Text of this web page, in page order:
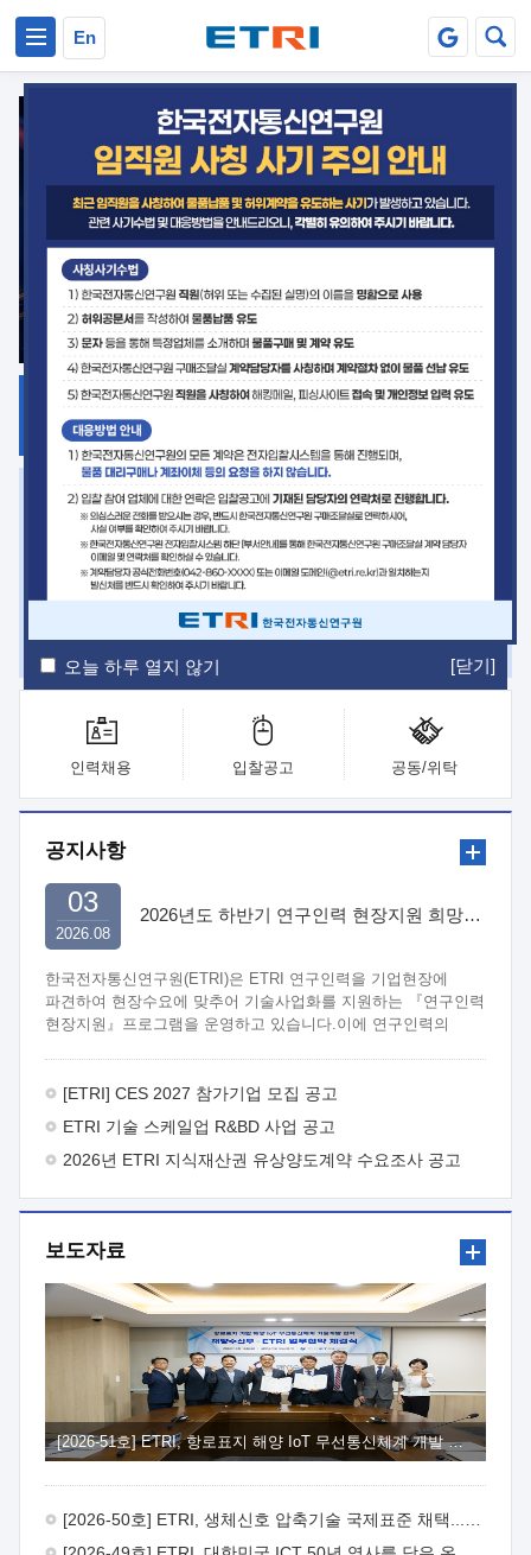
오늘 하루 열지 않기 [닫기]
En
지식공유
플랫폼
ETRI 오픈소스
발간자료
ETRI Insight
ETRI Journal
전자통신동향분석
ETRI 웹진
ETRI 간행물
전자도서관
인력채용 입찰공고 공동/위탁
공지사항
2026년도 하반기 연구인력 현장지원 희망기업 신청/접수
한국전자통신연구원(ETRI)은 ETRI 연구인력을 기업현장에
파견하여 현장수요에 맞추어 기술사업화를 지원하는 『연구인력
현장지원』프로그램을 운영하고 있습니다.이에 연구인력의
추진목적: ETRI 인력을 기업현장에 파견. 기술지원을
사업화성과를 극대화하고, 지원기업을 강견기업으로 육성하고자
함.  신청자격: ETRI 협력기업 및 일반 ICT 중소기업*
당해 지원실적과 차기 지원계획을 평가하여 결정
 기업부담:
연봉의 40%  추진일정(1)희망기업 신청/접수(2)희망인력-
희망기업 매칭(3)현장조사/ 선정(심의)(4)협약체결(5)
기업파견8월 3일 ~ 14일 8월 17일 ~ 26일 9월초순 9월 중순
10월 이후* 상기일정은 희망인력-희망기업간 매칭 원활시를
가정한 것으로 상황에 따라 상당기간 일정이 지연될 수 있음. **
(1)희망인력-희망기업간 적합성이 낮다고 판단되거나, (2)
희망인력이 파견의사를 철회할 경우 후속 절차가 진행되지 않을
수 있음.2. 현장지원 희망인력 및 상세이력
 희망인력
공정(FET / SBD 등 )유기물 반도체 소재 및 소자 설계, 합성 및
제작바이오센서 설계/제작토양/수질/가스 센서 설계/
2026.08
03
[ETRI] CES 2027 참가기업 모집 공고
ETRI 기술 스케일업 R&BD 사업 공고
2026년 ETRI 지식재산권 유상양도계약 수요조사 공고
보도자료
[2026-51호] ETRI, 항로표지 해양 IoT 무선통신체계 개발 나선다